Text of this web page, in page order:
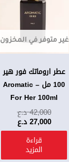
غير متوفر في المخزون
عطر اروماتك فور هير
100 مل – Aromatic
For Her 100ml
42,000د.ع
27,000د.ع
قراءة
المزيد